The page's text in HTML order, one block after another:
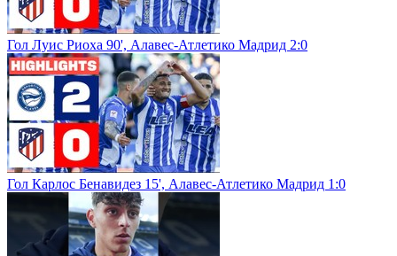
Гол Луис Риоха 90', Алавес-Атлетико Мадрид 2:0
Гол Карлос Бенавидез 15', Алавес-Атлетико Мадрид 1:0